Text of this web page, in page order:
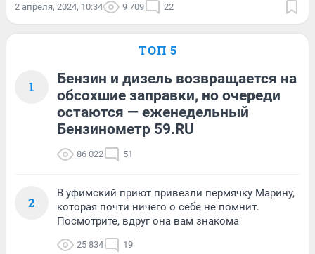
2 апреля, 2024, 10:34 9 709 22
ТОП 5
1
Бензин и дизель возвращается на
обсохшие заправки, но очереди
остаются — еженедельный
Бензинометр 59.RU
86 022 51
2
В уфимский приют привезли пермячку Марину,
которая почти ничего о себе не помнит.
Посмотрите, вдруг она вам знакома
25 834 19